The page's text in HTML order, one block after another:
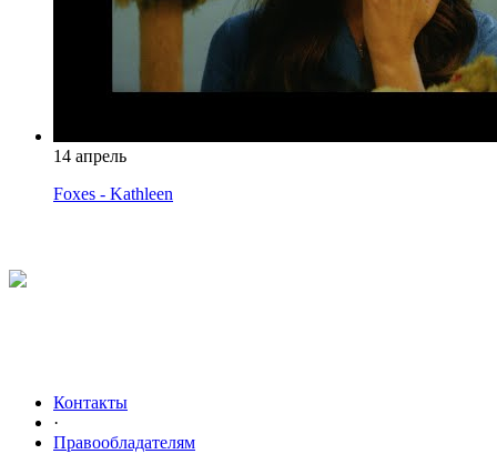
14 апрель
Foxes - Kathleen
Контакты
·
Правообладателям